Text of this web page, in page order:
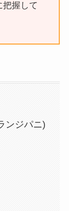
把握して
ンジパニ)